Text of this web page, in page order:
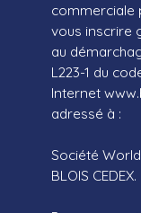
commerciale
vous inscrire
au
L223-1 du
Internet
adressé à :
Société
BLOIS CEDEX.